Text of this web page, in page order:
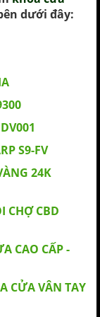
dưới đây:
S9-FV
24K
CHỢ CBD
CAO CẤP -
CỬA VÂN TAY